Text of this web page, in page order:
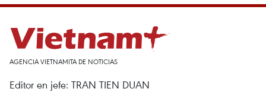
AGENCIA VIETNAMITA DE NOTICIAS
Editor en jefe: TRAN TIEN DUAN